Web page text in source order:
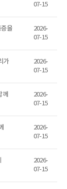
07-15
증을
2026-
07-15
가
2026-
07-15
2026-
07-15
2026-
07-15
2026-
07-15